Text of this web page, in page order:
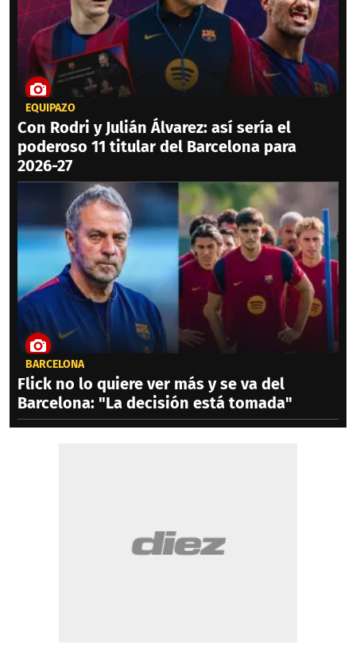
EQUIPAZO
Con Rodri y Julián Álvarez: así sería el
poderoso 11 titular del Barcelona para
2026-27
BARCELONA
Flick no lo quiere ver más y se va del
Barcelona: "La decisión está tomada"